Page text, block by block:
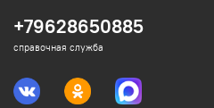
+79628650885
справочная служба